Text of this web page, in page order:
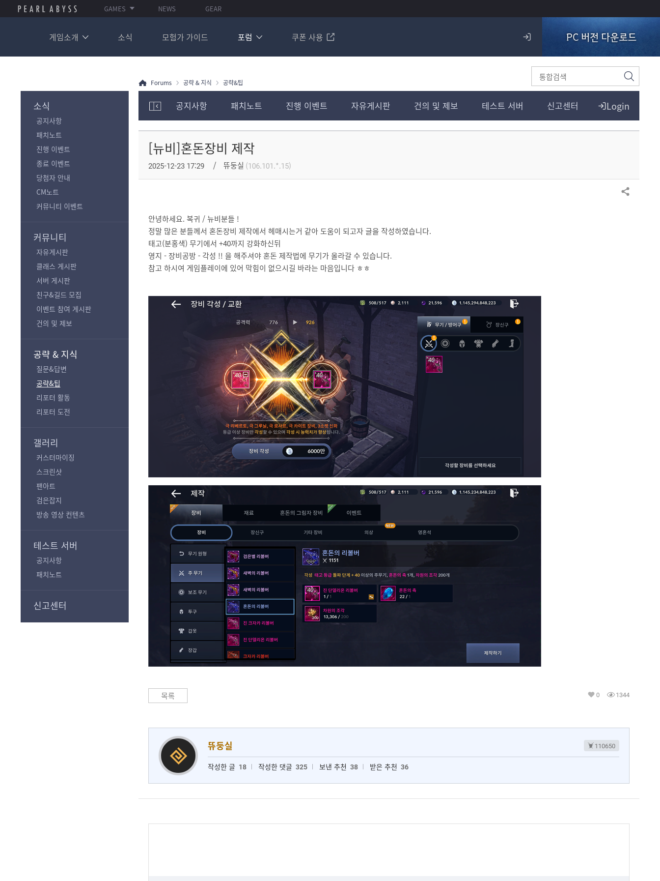
GAMES NEWS GEAR
게임소개 소식 모험가 가이드 포럼 쿠폰 사용
로
PC 버전 다운로드
소식
공지사항
패치노트
진행 이벤트
종료 이벤트
당첨자 안내
CM노트
커뮤니티 이벤트
커뮤니티
자유게시판
클래스 게시판
서버 게시판
친구&길드 모집
이벤트 참여 게시판
건의 및 제보
공략 & 지식
질문&답변
공략&팁
리포터 활동
리포터 도전
갤러리
커스터마이징
스크린샷
팬아트
검은잡지
방송 영상 컨텐츠
테스트 서버
공지사항
패치노트
신고센터
검
색
모
험
가
럼
테
고
보
기
Login
공지사항 패치노트 진행 이벤트 자유게시판 건의 및 제보 테스트 서버 신고센터
Forums 공략 & 지식 공략&팁
[뉴비]혼돈장비 제작
2025-12-23 17:29 뜌둥실 (106.101.*.15)
공유하기
안녕하세요. 복귀 / 뉴비분들 !
정말 많은 분들께서 혼돈장비 제작에서 헤매시는거 같아 도움이 되고자 글을 작성하였습니다.
태고(분홍색) 무기에서 +40까지 강화하신뒤
영지 - 장비공방 - 각성 !! 을 해주셔야 혼돈 제작법에 무기가 올라갈 수 있습니다.
참고 하시여 게임플레이에 있어 막힘이 없으시길 바라는 마음입니다 ㅎㅎ
목록 0 1344
뜌둥실 110650
작성한 글 18 작성한 댓글 325 보낸 추천 38 받은 추천 36